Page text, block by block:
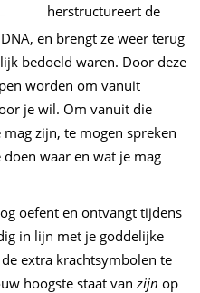
herstructureert de
en brengt ze weer terug
bedoeld waren. Door deze
worden om vanuit
je wil. Om vanuit die
zijn, te mogen spreken
waar en wat je mag
oefent en ontvangt tijdens
in lijn met je goddelijke
extra krachtsymbolen te
hoogste staat van zijn op